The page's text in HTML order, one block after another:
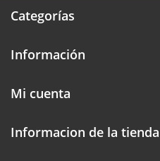
Categorías
Información
Mi cuenta
Informacion de la tienda